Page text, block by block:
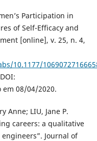
Participation in
of Self-Efficacy and
[online], v. 25, n. 4,
10.1177/
em 08/04/2020.
Anne; LIU, Jane P.
careers: a qualitative
Journal of